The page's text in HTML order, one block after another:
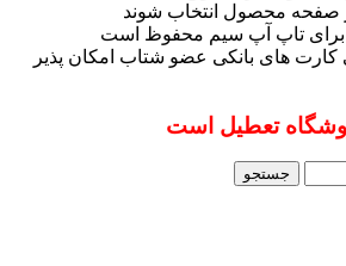
صفحه محصول انتخاب شوند
تاپ آپ سیم محفوظ است
های بانکی عضو شتاب امکان پذیر
تعطیل است
جستجو